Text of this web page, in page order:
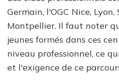
Germain, l'OGC Nice, Lyon,
Montpellier. Il faut noter
jeunes formés dans ces
niveau professionnel, ce
et l'exigence de ce